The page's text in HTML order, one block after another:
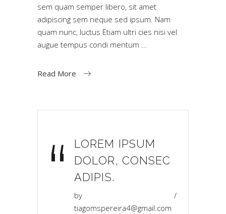
sem quam semper libero, sit amet
adipiscing sem neque sed ipsum. Nam
quam nunc, luctus Etiam ultri cies nisi vel
augue tempus condi mentum
Read More
“
LOREM IPSUM
DOLOR, CONSEC
ADIPIS.
by
tiagomspereira4@gmail.com